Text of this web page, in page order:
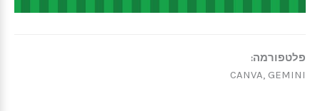
פלטפורמה:
CANVA, GEMINI